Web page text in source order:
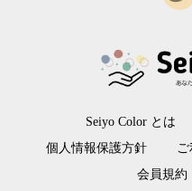
Seiyo Color とは
個人情報保護方針
ご
会員規約